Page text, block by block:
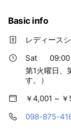
Basic info
レディース
Sat
第1火曜日
す。）
￥4,001 ~
098-875-